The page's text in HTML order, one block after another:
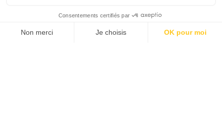
SUIVEZ-NOUS